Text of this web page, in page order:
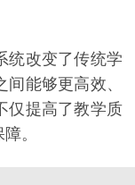
改变了传统学
能够更高效、
仅提高了教学质
。